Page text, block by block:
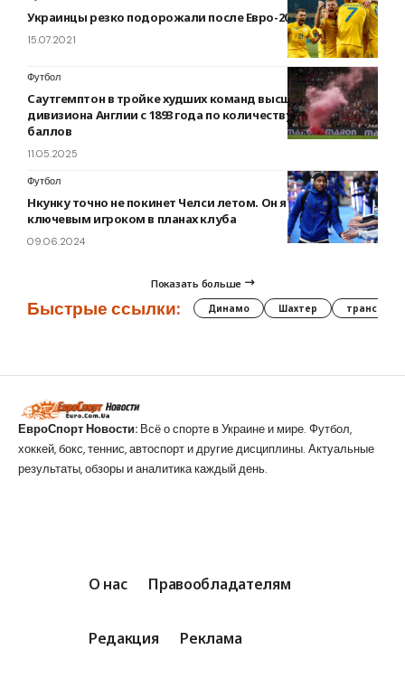
Украинцы резко подорожали после Евро-2020
15.07.2021
Футбол
Саутгемптон в тройке худших команд высшего
дивизиона Англии с 1893 года по количеству набранных
баллов
11.05.2025
Футбол
Нкунку точно не покинет Челси летом. Он является
ключевым игроком в планах клуба
09.06.2024
Показать больше
Быстрые ссылки: Динамо Шахтер трансферы
ЕвроСпорт Новости: Всё о спорте в Украине и мире. Футбол,
хоккей, бокс, теннис, автоспорт и другие дисциплины. Актуальные
результаты, обзоры и аналитика каждый день.
О нас Правообладателям
Редакция Реклама